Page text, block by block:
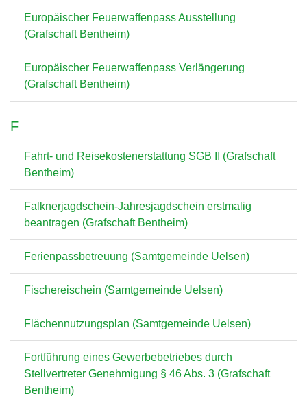
Europäischer Feuerwaffenpass Ausstellung
(Grafschaft Bentheim)
Europäischer Feuerwaffenpass Verlängerung
(Grafschaft Bentheim)
F
Fahrt- und Reisekostenerstattung SGB II (Grafschaft
Bentheim)
Falknerjagdschein-Jahresjagdschein erstmalig
beantragen (Grafschaft Bentheim)
Ferienpassbetreuung (Samtgemeinde Uelsen)
Fischereischein (Samtgemeinde Uelsen)
Flächennutzungsplan (Samtgemeinde Uelsen)
Fortführung eines Gewerbebetriebes durch
Stellvertreter Genehmigung § 46 Abs. 3 (Grafschaft
Bentheim)